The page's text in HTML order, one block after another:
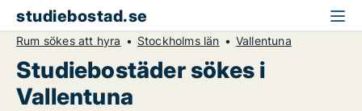
studiebostad.se
Rum sökes att hyra Stockholms län Vallentuna
Studiebostäder sökes i
Vallentuna